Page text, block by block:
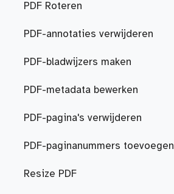
PDF Roteren
PDF-annotaties verwijderen
PDF-bladwijzers maken
PDF-metadata bewerken
PDF-pagina's verwijderen
PDF-paginanummers toevoegen
Resize PDF